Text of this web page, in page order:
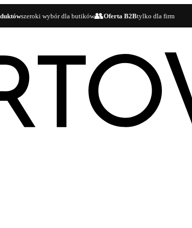
szeroki wybór dla butików👥Oferta B2Btylko dla firm